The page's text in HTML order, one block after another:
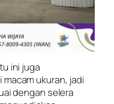
ini juga
ukuran, jadi
dengan selera